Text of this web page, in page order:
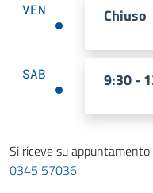
VEN Chiuso
SAB 9:30 -
Si riceve su
0345 57036.